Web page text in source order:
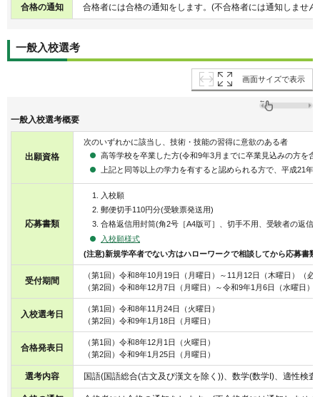
合格の通知 合格者には合格の通知をします。(不合格者には通知しません
一般入校選考
画面サイズで表示
一般入校選考概要
出願資格
次のいずれかに該当し、技術・技能の習得に意欲のある者
高等学校を卒業した方(令和9年3月までに卒業見込みの方を含
上記と同等以上の学力を有すると認められる方で、平成21年
応募書類
入校願
郵便切手110円分(受験票発送用)
合格返信用封筒(角2号［A4版可］、切手不用、受験者の返信
入校願様式
(注意)新規学卒者でない方はハローワークで相談してから応募書
受付期間
（第1回）令和8年10月19日（月曜日）～11月12日（木曜日）（必
（第2回）令和8年12月7日（月曜日）～令和9年1月6日（水曜日）
入校選考日
（第1回）令和8年11月24日（火曜日）
（第2回）令和9年1月18日（月曜日）
合格発表日
（第1回）令和8年12月1日（火曜日）
（第2回）令和9年1月25日（月曜日）
選考内容 国語(国語総合(古文及び漢文を除く))、数学(数学I)、適性検